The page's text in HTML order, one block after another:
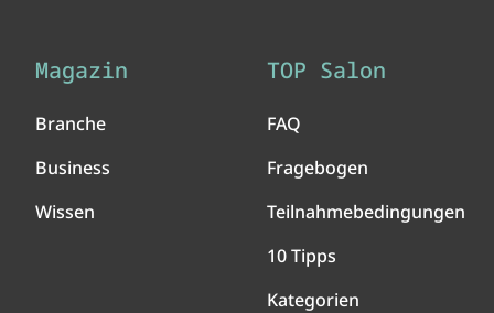
Magazin
Branche
Business
Wissen
TOP Salon
FAQ
Fragebogen
Teilnahmebedingungen
10 Tipps
Kategorien